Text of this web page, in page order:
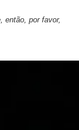
então, por favor,